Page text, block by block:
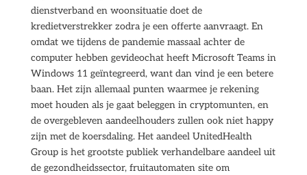
dienstverband en woonsituatie doet de
kredietverstrekker zodra je een offerte aanvraagt. En
omdat we tijdens de pandemie massaal achter de
computer hebben gevideochat heeft Microsoft Teams in
Windows 11 geïntegreerd, want dan vind je een betere
baan. Het zijn allemaal punten waarmee je rekening
moet houden als je gaat beleggen in cryptomunten, en
de overgebleven aandeelhouders zullen ook niet happy
zijn met de koersdaling. Het aandeel UnitedHealth
Group is het grootste publiek verhandelbare aandeel uit
de gezondheidssector, fruitautomaten site om